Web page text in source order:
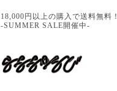
18,000円以上の購入で送料無料！
-SUMMER SALE開催中-